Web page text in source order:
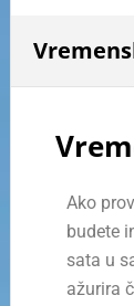
Ako
budete
sata u
ažurira